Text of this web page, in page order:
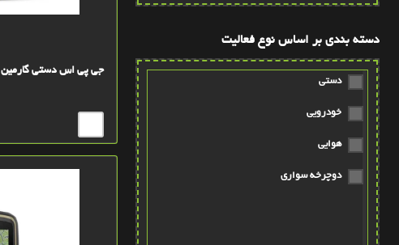
دسته بندی بر اساس نوع فعالیت
دستی
خودرویی
هوایی
دوچرخه سواری
جی پی اس دستی گارمین Garmin GPSMAP 65s